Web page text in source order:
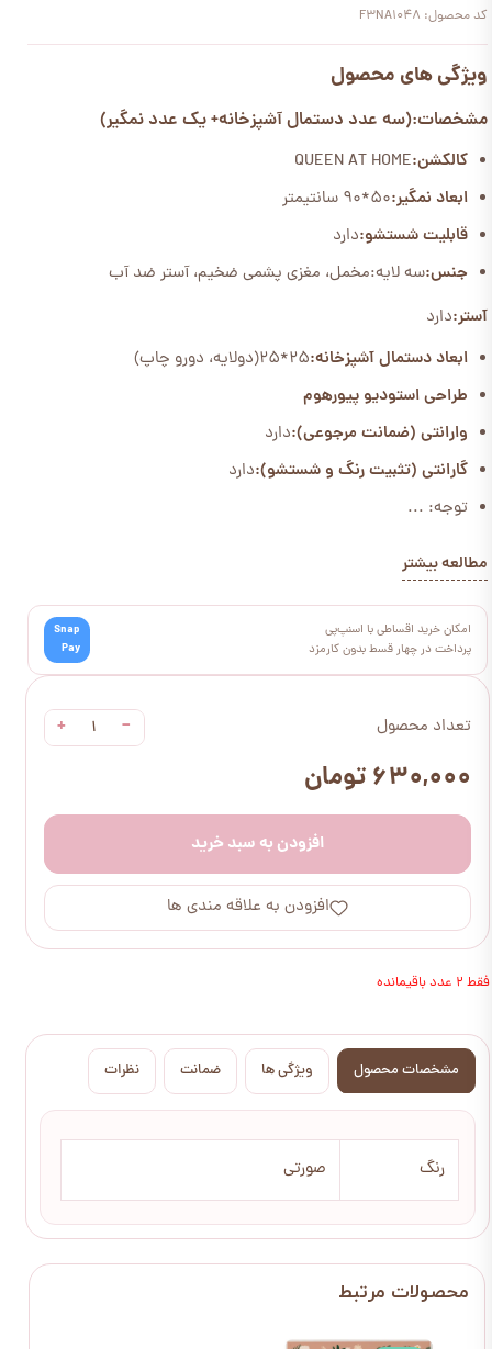
تعداد محصول −
+
۶۳۰,۰۰۰ تومان
افزودن به سبد خرید
افزودن به علاقه مندی ها
کد محصول: F3NA1048
ویژگی های محصول
مشخصات:(سه عدد دستمال آشپزخانه+ یک عدد نمگیر)
کالکشن:QUEEN AT HOME
ابعاد نمگیر:50*90 سانتیمتر
قابلیت شستشو:دارد
جنس:سه لایه:مخمل، مغزی پشمی ضخیم، آستر ضد آب
آستر:دارد
ابعاد دستمال آشپزخانه:25*25(دولایه، دورو چاپ)
طراحی استودیو پیورهوم
وارانتی (ضمانت مرجوعی):دارد
گارانتی (تثبیت رنگ و شستشو):دارد
توجه: ...
مطالعه بیشتر
امکان خرید اقساطی با اسنپ‌پی
پرداخت در چهار قسط بدون کارمزد
Snap
Pay
فقط ۲ عدد باقیمانده
مشخصات محصول ویژگی ها ضمانت نظرات
رنگ صورتی